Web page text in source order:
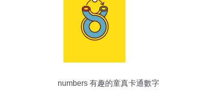
numbers 有趣的童真卡通數字